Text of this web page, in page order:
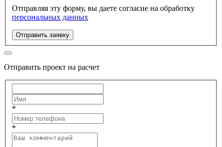
Отправляя эту форму, вы даете согласие на обработку
персональных данных
Отправить заявку
Отправить проект на расчет
*
*